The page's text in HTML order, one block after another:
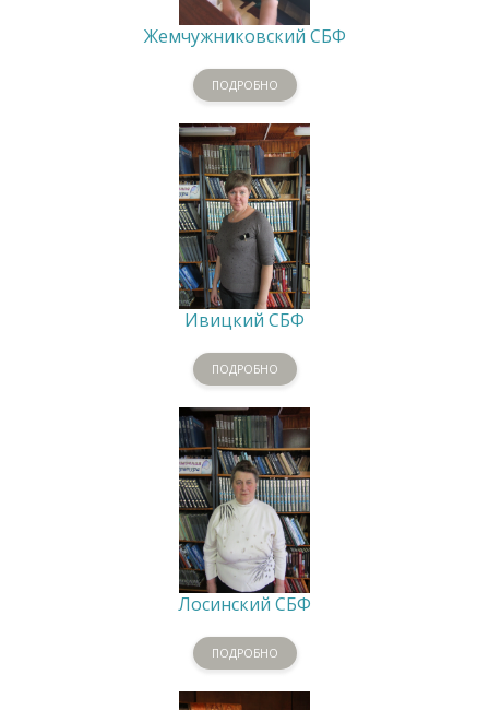
Жемчужниковский СБФ
ПОДРОБНО
Ивицкий СБФ
ПОДРОБНО
Лосинский СБФ
ПОДРОБНО